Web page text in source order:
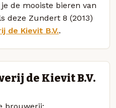
de mooiste bieren van
deze Zundert 8 (2013)
de Kievit B.V..
de Kievit B.V.